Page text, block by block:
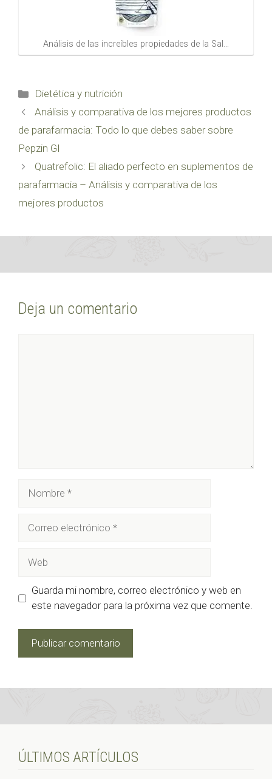
Análisis de las increíbles propiedades de la Sal…
Categorías
Dietética y nutrición
Análisis y comparativa de los mejores productos
de parafarmacia: Todo lo que debes saber sobre
Pepzin GI
Quatrefolic: El aliado perfecto en suplementos de
parafarmacia – Análisis y comparativa de los
mejores productos
Deja un comentario
Guarda mi nombre, correo electrónico y web en
este navegador para la próxima vez que comente.
ÚLTIMOS ARTÍCULOS